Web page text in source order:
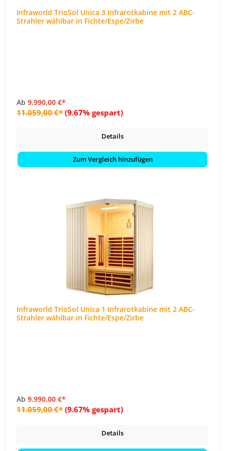
Infraworld TrioSol Unica 3 Infrarotkabine mit 2 ABC-
Strahler wählbar in Fichte/Espe/Zirbe
Ab 9.990,00 €*
11.059,00 €* (9.67% gespart)
Details
Zum Vergleich hinzufügen
Infraworld TrioSol Unica 1 Infrarotkabine mit 2 ABC-
Strahler wählbar in Fichte/Espe/Zirbe
Ab 9.990,00 €*
11.059,00 €* (9.67% gespart)
Details